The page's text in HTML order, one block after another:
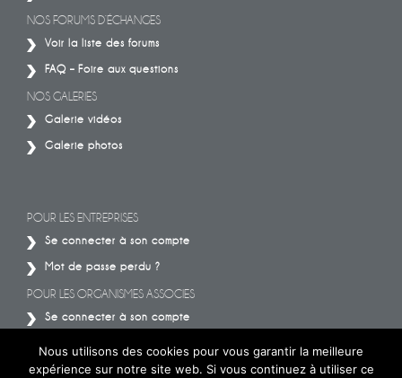
NOS FORUMS D’ÉCHANGES
Voir la liste des forums
FAQ – Foire aux questions
NOS GALERIES
Galerie vidéos
Galerie photos
POUR LES ENTREPRISES
Se connecter à son compte
Mot de passe perdu ?
POUR LES ORGANISMES ASSOCIES
Se connecter à son compte
Nous utilisons des cookies pour vous garantir la meilleure
expérience sur notre site web. Si vous continuez à utiliser ce